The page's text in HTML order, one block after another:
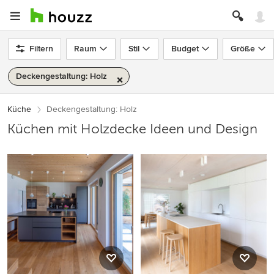
Filtern Raum Stil Budget Größe
Deckengestaltung: Holz
Küche Deckengestaltung: Holz
Küchen mit Holzdecke Ideen und Design